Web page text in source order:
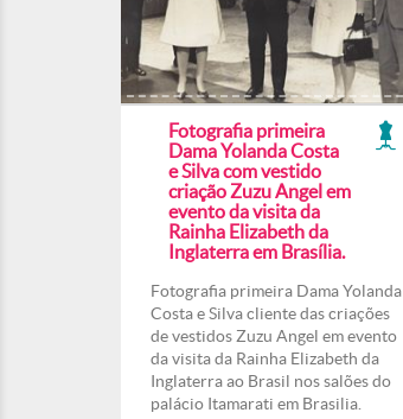
Fotografia primeira
Dama Yolanda Costa
e Silva com vestido
criação Zuzu Angel em
evento da visita da
Rainha Elizabeth da
Inglaterra em Brasília.
Fotografia primeira Dama Yolanda
Costa e Silva cliente das criações
de vestidos Zuzu Angel em evento
da visita da Rainha Elizabeth da
Inglaterra ao Brasil nos salões do
palácio Itamarati em Brasilia.